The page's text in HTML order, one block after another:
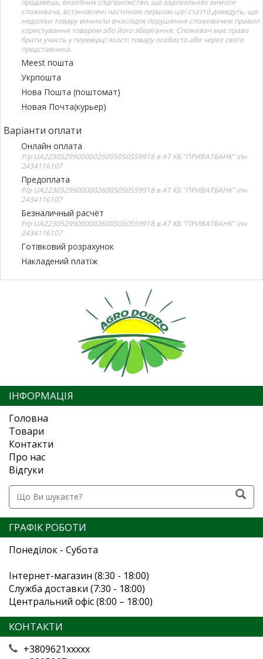
споживача, встановлені частиною першою цієї статті) доведуть, що
недоліки товару виникли внаслідок порушення споживачем правил
користування товаром або його зберігання. Споживач має право
брати участь у перевірці якості товару особисто або через свого
представника.
Meest пошта
Укрпошта
Нова Пошта (поштомат)
Новая Почта(курьер)
Варіанти оплати
Онлайн оплата
Р/р UA223052990000026005050559918 в АТ КБ "ПРИВАТБАНК" іпн
2434116107
Предоплата
Р/р UA223052990000026005050559918 в АТ КБ "ПРИВАТБАНК" іпн
2434116107
Безналичный расчёт
Р/р UA223052990000026005050559918 в АТ КБ "ПРИВАТБАНК" іпн
2434116107
Готівковий розрахунок
Накладений платіж
ІНФОРМАЦІЯ
Головна
Товари
Контакти
Про нас
Відгуки
ГРАФІК РОБОТИ
Понеділок - Субота
Інтернет-магазин (8:30 - 18:00)
Служба доставки (7:30 - 18:00)
Центральний офіс (8:00 – 18:00)
КОНТАКТИ
+3809621xxxxx